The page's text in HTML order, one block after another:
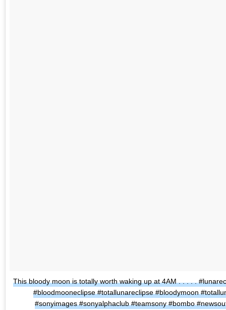
This bloody moon is totally worth waking up at 4AM . . . . .
#bloodmooneclipse #totallunareclipse #bloodymoon
#sonyimages #sonyalphaclub #teamsony #bombo